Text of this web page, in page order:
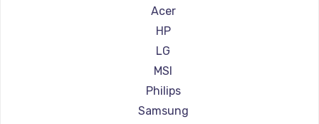
Замена HDMI
Заказать
Ремонт мониторов Hisense
Ремонт мониторов АОС
Ремонт мониторов Ardor
Ремонт мониторов Machenike
Ремонт мониторов iru
Ремонт мониторов Titan Army
Acer
HP
LG
MSI
Philips
Samsung